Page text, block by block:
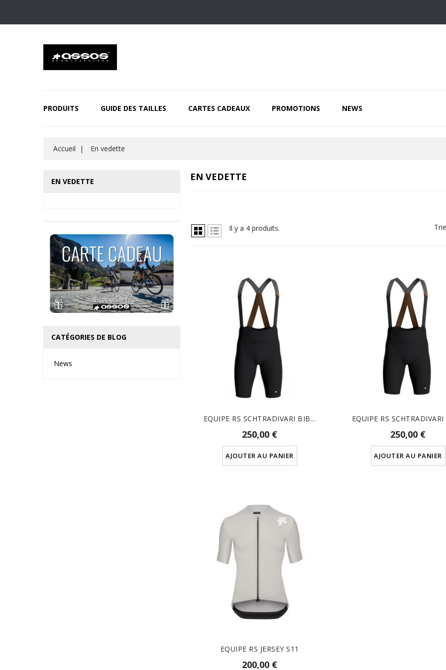
PRODUITS GUIDE DES TAILLES CARTES CADEAUX PROMOTIONS NEWS
Accueil En vedette
EN VEDETTE
CATÉGORIES DE BLOG
News
EN VEDETTE
Il y a 4 produits.
EQUIPE RS SCHTRADIVARI BIB...
250,00 €
AJOUTER AU PANIER
EQUIPE RS
250,00 €
AJOUTER AU PANIER
EQUIPE RS JERSEY S11
200,00 €